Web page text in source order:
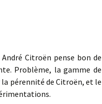
Citroën pense bon de
Problème, la gamme de
la pérennité de Citroën, et le